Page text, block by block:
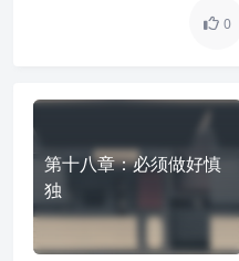
0
第十八章：必须做好慎
独